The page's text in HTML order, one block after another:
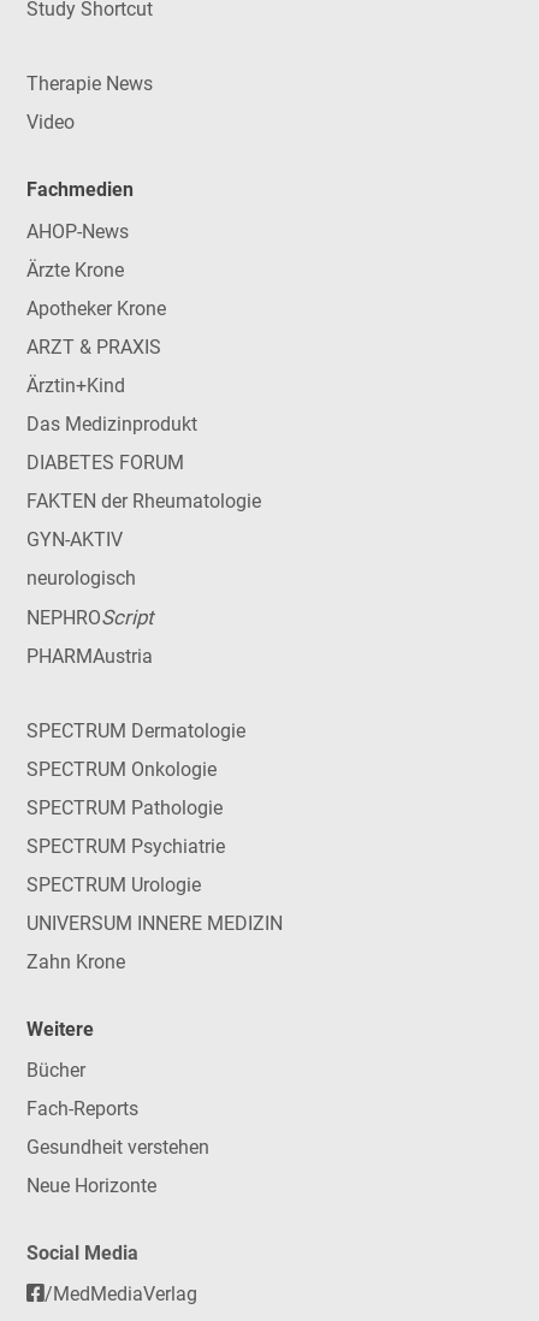
Study Shortcut
Therapie News
Video
Fachmedien
AHOP-News
Ärzte Krone
Apotheker Krone
ARZT & PRAXIS
Ärztin+Kind
Das Medizinprodukt
DIABETES FORUM
FAKTEN der Rheumatologie
GYN-AKTIV
neurologisch
NEPHROScript
PHARMAustria
SPECTRUM Dermatologie
SPECTRUM Onkologie
SPECTRUM Pathologie
SPECTRUM Psychiatrie
SPECTRUM Urologie
UNIVERSUM INNERE MEDIZIN
Zahn Krone
Weitere
Bücher
Fach-Reports
Gesundheit verstehen
Neue Horizonte
Social Media
/MedMediaVerlag